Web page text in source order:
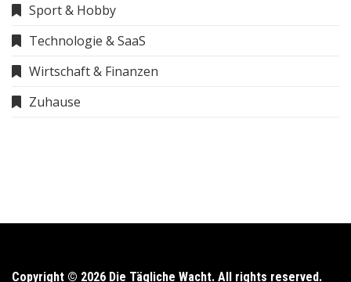
Sport & Hobby
Technologie & SaaS
Wirtschaft & Finanzen
Zuhause
Copyright © 2026 Die Tägliche Wacht. All rights reserved.